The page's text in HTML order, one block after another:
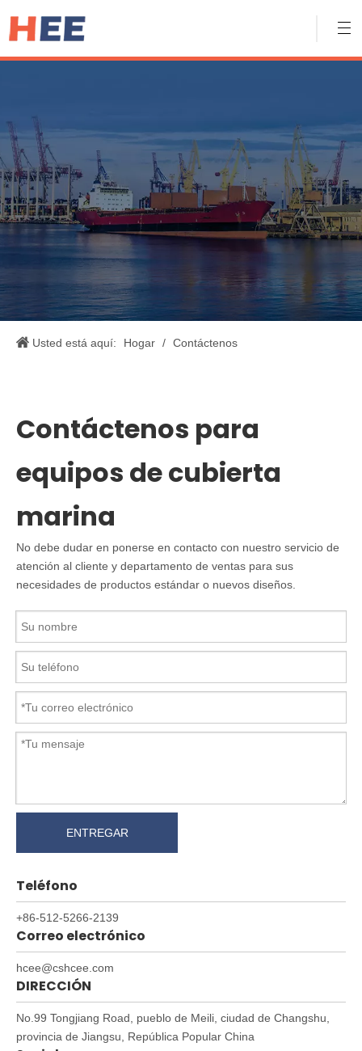
Usted está aquí: Hogar / Contáctenos
Contáctenos para
equipos de cubierta
marina
No debe dudar en ponerse en contacto con nuestro servicio de
atención al cliente y departamento de ventas para sus
necesidades de productos estándar o nuevos diseños.
ENTREGAR
Teléfono
+86-512-5266-2139
Correo electrónico
hcee@cshcee.com
DIRECCIÓN
No.99 Tongjiang Road, pueblo de Meili, ciudad de Changshu,
provincia de Jiangsu, República Popular China